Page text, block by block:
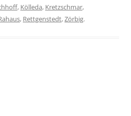
, Kölleda, Kretzschmar,
, Rettgenstedt,Zörbig.